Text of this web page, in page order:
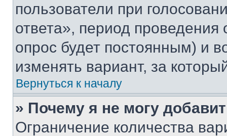
пользователи при
ответа», период проведения
опрос будет постоянным) и
изменять вариант, за
Вернуться к началу
» Почему я не могу
Ограничение количества